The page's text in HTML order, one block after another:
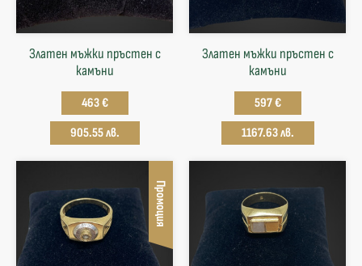
Златен мъжки пръстен с
камъни
463 €
905.55 лв.
Златен мъжки пръстен с
камъни
597 €
1167.63 лв.
Промоция